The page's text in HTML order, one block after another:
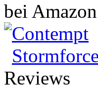
bei
Contempt
Stormforce
Reviews